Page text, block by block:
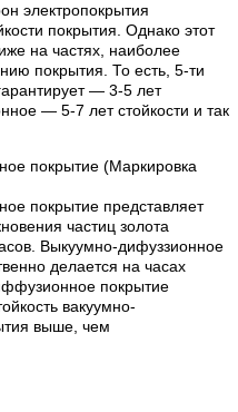
электропокрытия
покрытия. Однако этот
на частях, наиболее
покрытия. То есть, 5-ти
— 3-5 лет
— 5-7 лет стойкости и так
покрытие (Маркировка
покрытие представляет
частиц золота
Выкуумно-дифуззионное
делается на часах
покрытие
вакуумно-
выше, чем